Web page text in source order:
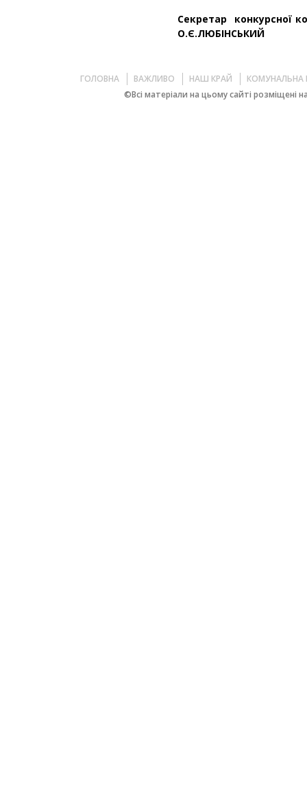
Секретар
ГОЛОВНА ВАЖЛИВО НАШ КРАЙ
КОМУНАЛЬНА
©Всі матеріали на цьому сайті розміщені